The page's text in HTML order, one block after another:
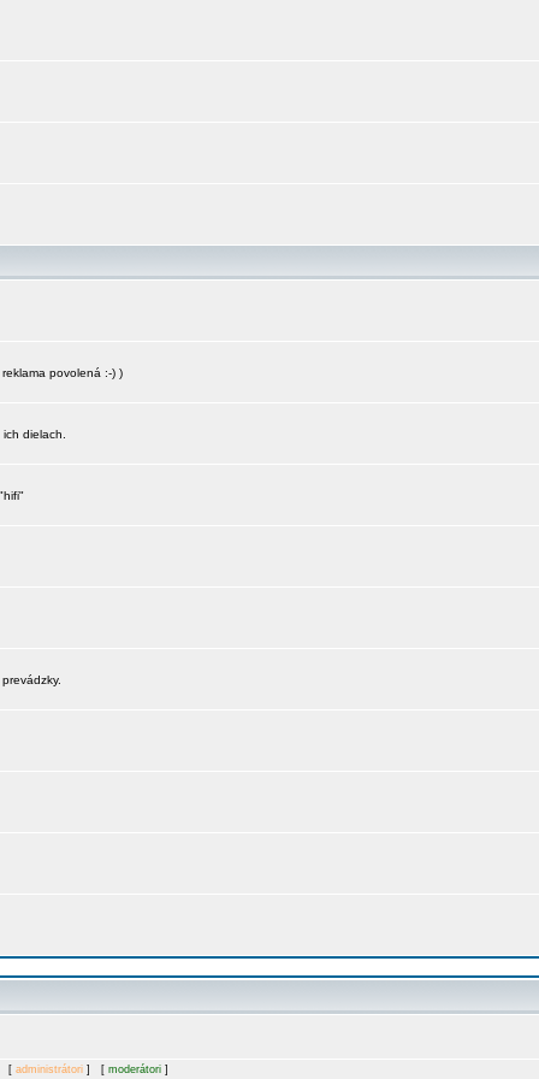
povolená :-) )
dielach.
[ administrátori ] [ moderátori ]